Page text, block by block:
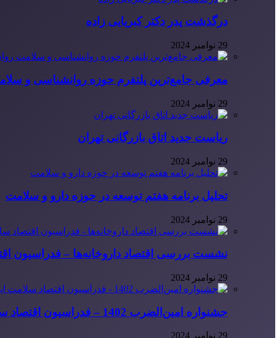
درگذشت پدر دکتر کبریایی زاده
29 نوامبر 2024
معرفی جامع‌ترین پلتفرم حوزه روانشناسی و
29 نوامبر 2024
ریاست جدید اتاق بازرگانی تهران
29 نوامبر 2024
تحلیل برنامه هفتم توسعه در حوزه دارو و سلامت
29 نوامبر 2024
نشست بررسی اقتصاد داروخانه‌ها – فدراسیون
29 نوامبر 2024
جشنواره امین‌الضرب 1402 – فدراسیون اقتصاد سلامت ایران
29 نوامبر 2024